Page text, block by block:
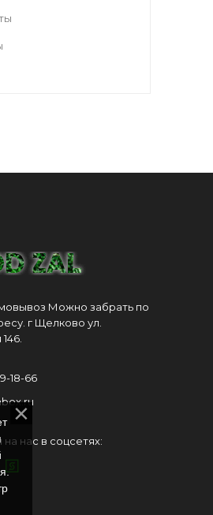
Можно забрать по
г Щелково ул.
18-66
нас в соцсетях: